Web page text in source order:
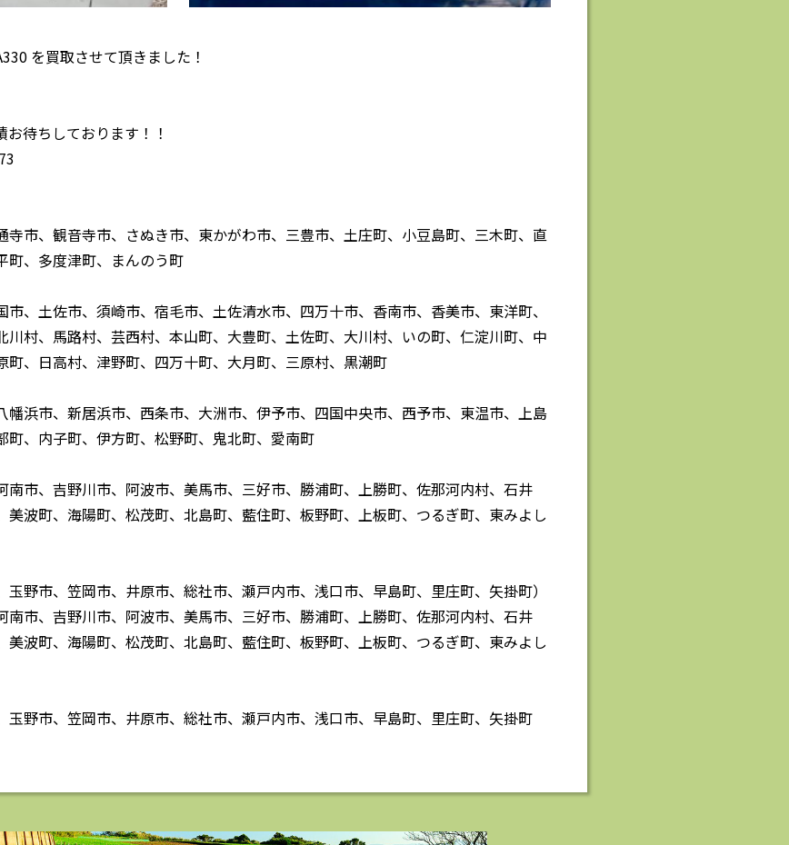
を買取させて頂きました！
待ちしております！！
寺市、観音寺市、さぬき市、東かがわ市、三豊市、土庄町、小豆島町、三木町、直
町、多度津町、まんのう町
、土佐市、須崎市、宿毛市、土佐清水市、四万十市、香南市、香美市、東洋町、
川村、馬路村、芸西村、本山町、大豊町、土佐町、大川村、いの町、仁淀川町、中
町、日高村、津野町、四万十町、大月町、三原村、黒潮町
幡浜市、新居浜市、西条市、大洲市、伊予市、四国中央市、西予市、東温市、上島
町、内子町、伊方町、松野町、鬼北町、愛南町
南市、吉野川市、阿波市、美馬市、三好市、勝浦町、上勝町、佐那河内村、石井
美波町、海陽町、松茂町、北島町、藍住町、板野町、上板町、つるぎ町、東みよし
野市、笠岡市、井原市、総社市、瀬戸内市、浅口市、早島町、里庄町、矢掛町）
南市、吉野川市、阿波市、美馬市、三好市、勝浦町、上勝町、佐那河内村、石井
美波町、海陽町、松茂町、北島町、藍住町、板野町、上板町、つるぎ町、東みよし
玉野市、笠岡市、井原市、総社市、瀬戸内市、浅口市、早島町、里庄町、矢掛町